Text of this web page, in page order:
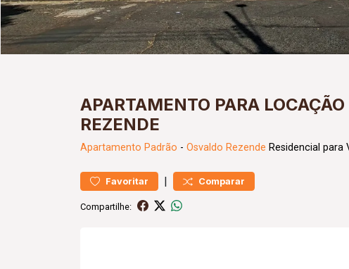
APARTAMENTO PARA
REZENDE
Apartamento Padrão - Osvaldo Rezende Residencial para
Favoritar | Comparar
Compartilhe: